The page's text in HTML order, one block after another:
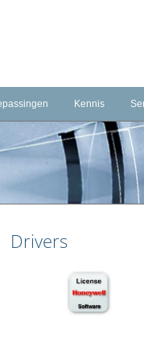
gebouwen & Onderwijs
Kennis
Training
Drivers